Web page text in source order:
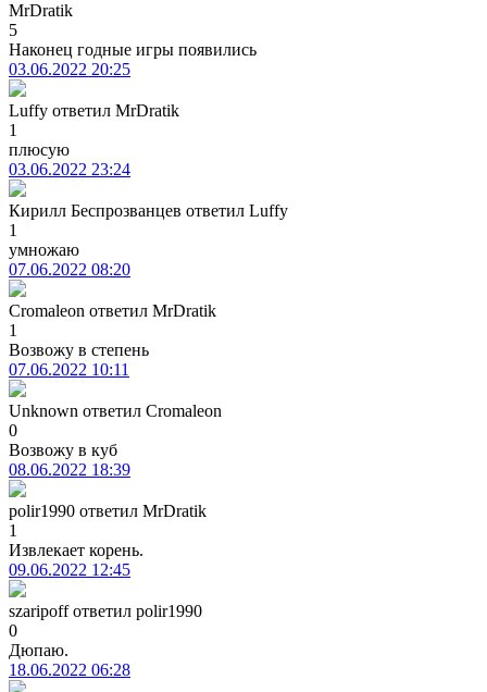
MrDratik
5
Наконец годные игры появились
03.06.2022 20:25
Luffy ответил MrDratik
1
плюсую
03.06.2022 23:24
Кирилл Беспрозванцев ответил Luffy
1
умножаю
07.06.2022 08:20
Cromaleon ответил MrDratik
1
Возвожу в степень
07.06.2022 10:11
Unknown ответил Cromaleon
0
Возвожу в куб
08.06.2022 18:39
polir1990 ответил MrDratik
1
Извлекает корень.
09.06.2022 12:45
szaripoff ответил polir1990
0
Дюпаю.
18.06.2022 06:28